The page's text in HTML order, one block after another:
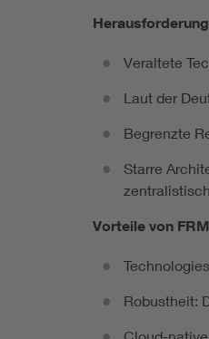
Veraltete
Laut der
Begrenzte
Starre
Vorteile von
Robustheit: